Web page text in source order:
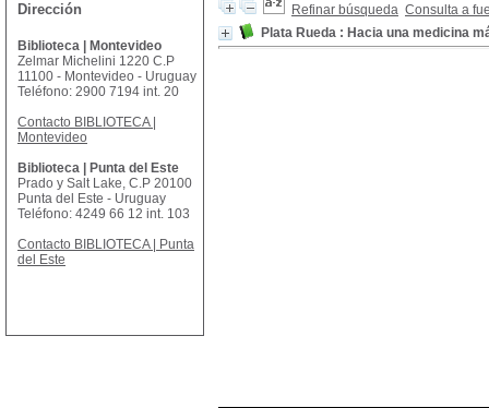
Refinar búsqueda Consulta a
Plata Rueda : Hacia una medicina
Dirección
Biblioteca | Montevideo
Zelmar Michelini 1220 C.P
11100 - Montevideo - Uruguay
Teléfono: 2900 7194 int. 20
Contacto BIBLIOTECA |
Montevideo
Biblioteca | Punta del Este
Prado y Salt Lake, C.P 20100
Punta del Este - Uruguay
Teléfono: 4249 66 12 int. 103
Contacto BIBLIOTECA | Punta
del Este